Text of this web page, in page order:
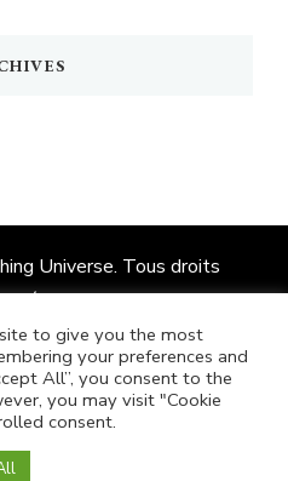
Universe. Tous droits
parBlossom Themes.
WordPress
to give you the most
your preferences and
All”, you consent to the
you may visit "Cookie
consent.Allemand